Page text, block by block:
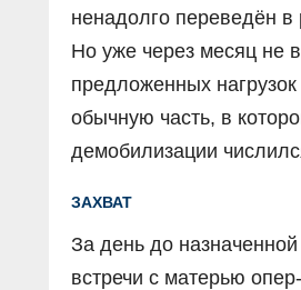
ненадолго переведён в
Но уже через месяц не
предложенных
обычную часть, в
демобилизации
ЗАХВАТ
За день до
встречи с матерью опер­